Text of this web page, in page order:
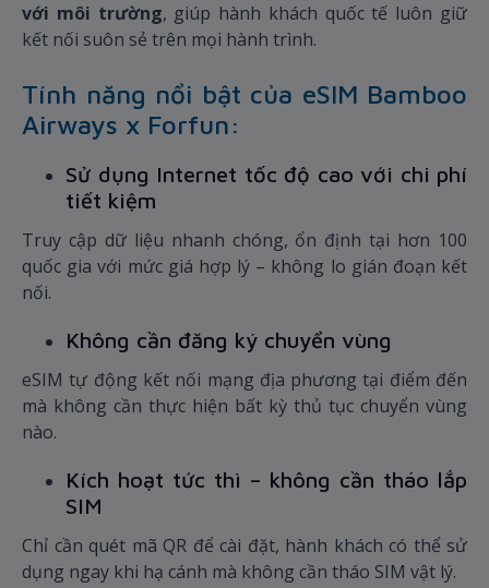
với môi trường, giúp hành khách quốc tế luôn giữ
kết nối suôn sẻ trên mọi hành trình.
Tính năng nổi bật của eSIM Bamboo
Airways x Forfun:
Sử dụng Internet tốc độ cao với chi phí
tiết kiệm
Truy cập dữ liệu nhanh chóng, ổn định tại hơn 100
quốc gia với mức giá hợp lý – không lo gián đoạn kết
nối.
Không cần đăng ký chuyển vùng
eSIM tự động kết nối mạng địa phương tại điểm đến
mà không cần thực hiện bất kỳ thủ tục chuyển vùng
nào.
Kích hoạt tức thì – không cần tháo lắp
SIM
Chỉ cần quét mã QR để cài đặt, hành khách có thể sử
dụng ngay khi hạ cánh mà không cần tháo SIM vật lý.